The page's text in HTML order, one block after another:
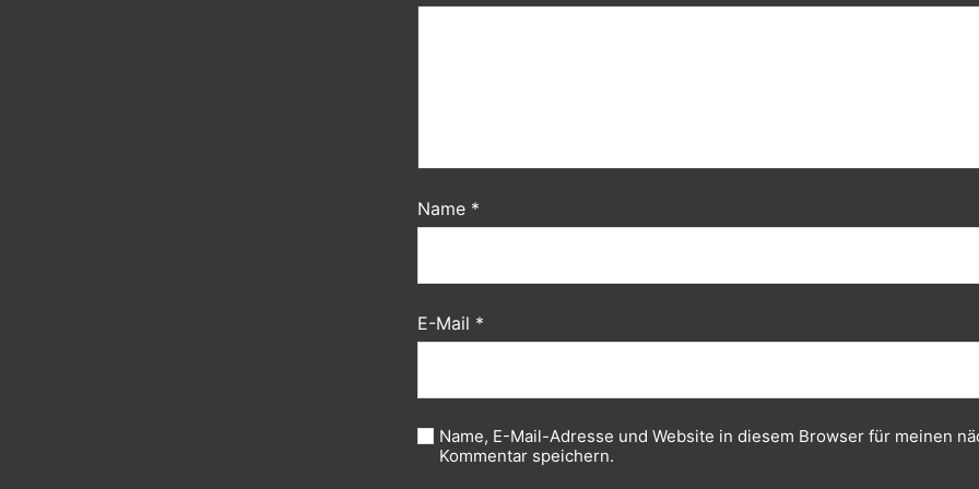
Name *
E-Mail *
Name, E-Mail-Adresse und Website in diesem Browser für meinen
Kommentar speichern.